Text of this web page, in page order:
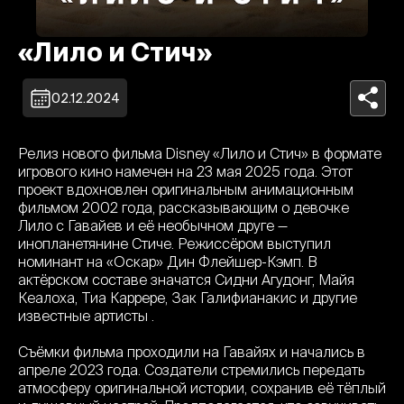
«Лило и Стич»
02.12.2024
Релиз нового фильма Disney «Лило и Стич» в формате
игрового кино намечен на 23 мая 2025 года. Этот
проект вдохновлен оригинальным анимационным
фильмом 2002 года, рассказывающим о девочке
Лило с Гавайев и её необычном друге —
инопланетянине Стиче. Режиссёром выступил
номинант на «Оскар» Дин Флейшер-Кэмп. В
актёрском составе значатся Сидни Агудонг, Майя
Кеалоха, Тиа Каррере, Зак Галифианакис и другие
известные артисты .
Съёмки фильма проходили на Гавайях и начались в
апреле 2023 года. Создатели стремились передать
атмосферу оригинальной истории, сохранив её тёплый